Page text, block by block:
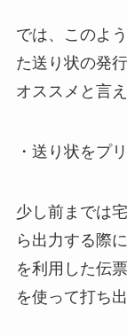
では、このよ
た送り状の発
オススメと言
・送り状をプ
少し前までは
ら出力する際
を利用した伝
を使って打ち